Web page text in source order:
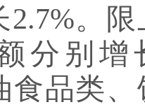
2.7%。
分别增
食品类